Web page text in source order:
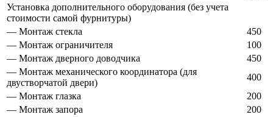
Установка дополнительного оборудования (без учета
стоимости самой фурнитуры)
— Монтаж стекла
450
— Монтаж ограничителя
100
— Монтаж дверного доводчика
450
— Монтаж механического координатора (для
двустворчатой двери)
400
— Монтаж глазка
200
— Монтаж запора
200